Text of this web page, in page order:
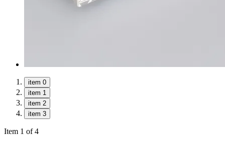
item 0
item 1
item 2
item 3
Item 1 of 4